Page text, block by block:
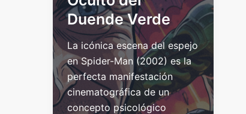
Duende Verde
La icónica escena del espejo
en Spider-Man (2002) es la
perfecta manifestación
cinematográfica de un
concepto psicológico